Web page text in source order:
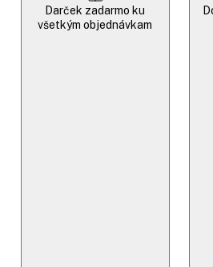
Darček zadarmo ku
všetkým objednávkam